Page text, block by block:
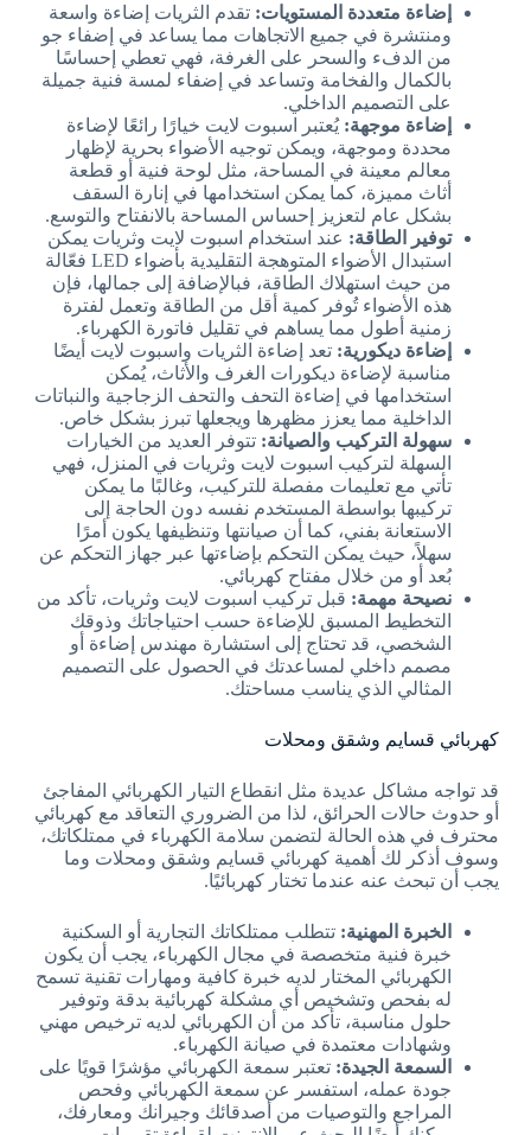
إضاءة متعددة المستويات: تقدم الثريات إضاءة واسعة
ومنتشرة في جميع الاتجاهات مما يساعد في إضفاء جو
من الدفء والسحر على الغرفة، فهي تعطي إحساسًا
بالكمال والفخامة وتساعد في إضفاء لمسة فنية جميلة
على التصميم الداخلي.
إضاءة موجهة:يُعتبر اسبوت لايت خيارًا رائعًا لإضاءة
محددة وموجهة، ويمكن توجيه الأضواء بحرية لإظهار
معالم معينة في المساحة، مثل لوحة فنية أو قطعة
أثاث مميزة، كما يمكن استخدامها في إنارة السقف
بشكل عام لتعزيز إحساس المساحة بالانفتاح والتوسع.
توفير الطاقة: عند استخدام اسبوت لايت وثريات يمكن
استبدال الأضواء المتوهجة التقليدية بأضواء LED فعّالة
من حيث استهلاك الطاقة، فبالإضافة إلى جمالها، فإن
هذه الأضواء تُوفر كمية أقل من الطاقة وتعمل لفترة
زمنية أطول مما يساهم في تقليل فاتورة الكهرباء.
إضاءة ديكورية: تعد إضاءة الثريات واسبوت لايت أيضًا
مناسبة لإضاءة ديكورات الغرف والأثاث، يُمكن
استخدامها في إضاءة التحف والتحف الزجاجية والنباتات
الداخلية مما يعزز مظهرها ويجعلها تبرز بشكل خاص.
سهولة التركيب والصيانة: تتوفر العديد من الخيارات
السهلة لتركيب اسبوت لايت وثريات في المنزل، فهي
تأتي مع تعليمات مفصلة للتركيب، وغالبًا ما يمكن
تركيبها بواسطة المستخدم نفسه دون الحاجة إلى
الاستعانة بفني، كما أن صيانتها وتنظيفها يكون أمرًا
سهلاً، حيث يمكن التحكم بإضاءتها عبر جهاز التحكم عن
بُعد أو من خلال مفتاح كهربائي.
نصيحة مهمة: قبل تركيب اسبوت لايت وثريات، تأكد من
التخطيط المسبق للإضاءة حسب احتياجاتك وذوقك
الشخصي، قد تحتاج إلى استشارة مهندس إضاءة أو
مصمم داخلي لمساعدتك في الحصول على التصميم
المثالي الذي يناسب مساحتك.
كهربائي قسايم وشقق ومحلات
قد تواجه مشاكل عديدة مثل انقطاع التيار الكهربائي المفاجئ
أو حدوث حالات الحرائق، لذا من الضروري التعاقد مع كهربائي
محترف في هذه الحالة لتضمن سلامة الكهرباء في ممتلكاتك،
وسوف أذكر لك أهمية كهربائي قسايم وشقق ومحلات وما
يجب أن تبحث عنه عندما تختار كهربائيًا.
الخبرة المهنية: تتطلب ممتلكاتك التجارية أو السكنية
خبرة فنية متخصصة في مجال الكهرباء، يجب أن يكون
الكهربائي المختار لديه خبرة كافية ومهارات تقنية تسمح
له بفحص وتشخيص أي مشكلة كهربائية بدقة وتوفير
حلول مناسبة، تأكد من أن الكهربائي لديه ترخيص مهني
وشهادات معتمدة في صيانة الكهرباء.
السمعة الجيدة: تعتبر سمعة الكهربائي مؤشرًا قويًا على
جودة عمله، استفسر عن سمعة الكهربائي وفحص
المراجع والتوصيات من أصدقائك وجيرانك ومعارفك،